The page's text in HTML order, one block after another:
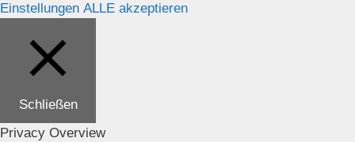
Einstellungen ALLE akzeptieren
Schließen
Privacy Overview